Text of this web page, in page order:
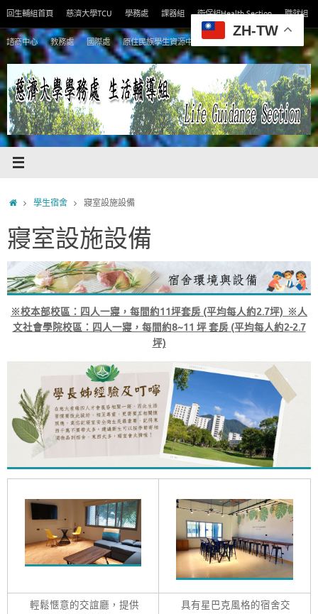
Skip
content
回生輔組首頁 慈濟大學TCU 學務處 課器組 衛保組Health Section 職就組
諮商中心 教務處 國際處 原住民族學生資源中心
Home學生宿舍 寢室設施設備
寢室設施設備
※校本部校區：四人一寢，每間約11坪套房 (平均每人約2.7坪) ※人
文社會學院校區：四人一寢，每間約8~11 坪 套房 (平均每人約2-2.7
坪)
輕鬆愜意的交誼廳，提供
具有星巴克風格的宿舍交
ZH-TW